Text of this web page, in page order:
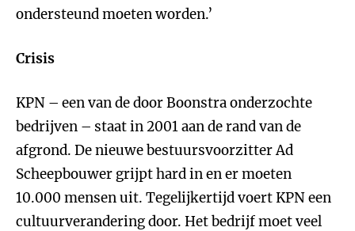
ondersteund moeten worden.’
Crisis
KPN – een van de door Boonstra onderzochte
bedrijven – staat in 2001 aan de rand van de
afgrond. De nieuwe bestuursvoorzitter Ad
Scheepbouwer grijpt hard in en er moeten
10.000 mensen uit. Tegelijkertijd voert KPN een
cultuurverandering door. Het bedrijf moet veel